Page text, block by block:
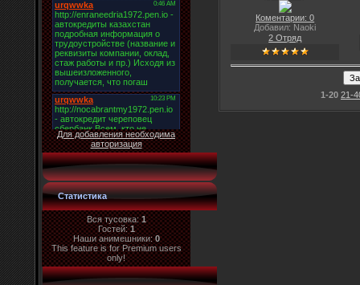
Для добавления необходима
авторизация
Статистика
Вся тусовка:1
Гостей:1
Наши анимешники:0
This feature is for Premium users
only!
Коментарии: 0
Добавил: Naoki
2 Отряд
1-20 21-